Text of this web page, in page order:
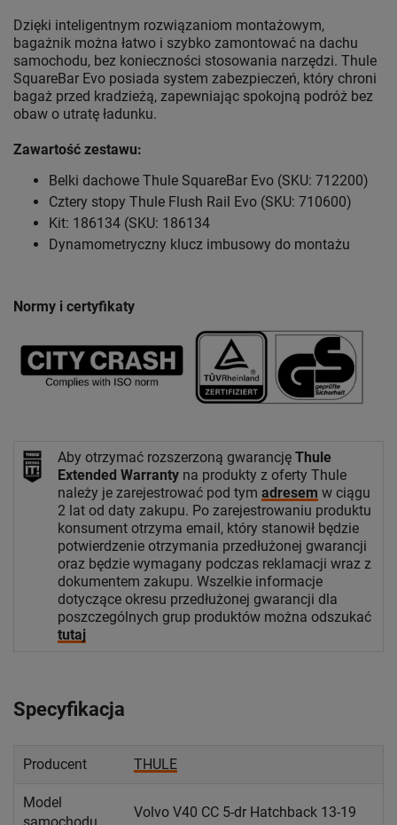
Dzięki inteligentnym rozwiązaniom montażowym,
bagażnik można łatwo i szybko zamontować na dachu
samochodu, bez konieczności stosowania narzędzi. Thule
SquareBar Evo posiada system zabezpieczeń, który chroni
bagaż przed kradzieżą, zapewniając spokojną podróż bez
obaw o utratę ładunku.
Zawartość zestawu:
Belki dachowe Thule SquareBar Evo (SKU: 712200)
Cztery stopy Thule Flush Rail Evo (SKU: 710600)
Kit: 186134 (SKU: 186134
Dynamometryczny klucz imbusowy do montażu
Normy i certyfikaty
Aby otrzymać rozszerzoną gwarancję Thule
Extended Warranty na produkty z oferty Thule
należy je zarejestrować pod tym adresem w ciągu
2 lat od daty zakupu. Po zarejestrowaniu produktu
konsument otrzyma email, który stanowił będzie
potwierdzenie otrzymania przedłużonej gwarancji
oraz będzie wymagany podczas reklamacji wraz z
dokumentem zakupu. Wszelkie informacje
dotyczące okresu przedłużonej gwarancji dla
poszczególnych grup produktów można odszukać
tutaj
Specyfikacja
Producent THULE
Model
samochodu
Volvo V40 CC 5-dr Hatchback 13-19